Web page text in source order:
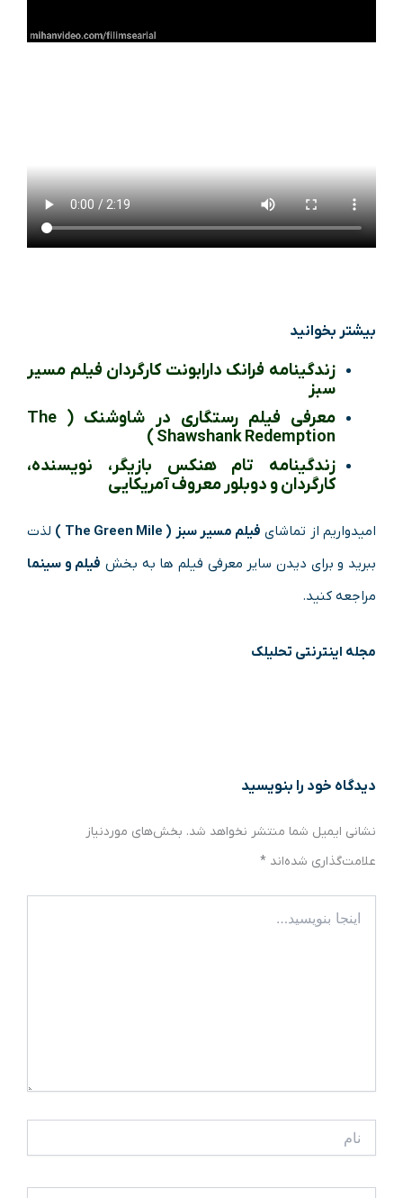
بیشتر بخوانید
زندگینامه فرانک دارابونت کارگردان فیلم مسیر
سبز
معرفی فیلم رستگاری در شاوشنک ( The
Shawshank Redemption )
زندگینامه تام هنکس بازیگر، نویسنده،
کارگردان و دوبلور معروف آمریکایی
امیدواریم از تماشای فیلم مسیر سبز ( The Green Mile )
لذت
ببرید و برای دیدن سایر معرفی فیلم ها به بخش فیلم و سینما
مراجعه کنید.
مجله اینترنتی تحلیلک
دیدگاه‌ خود را بنویسید
نشانی ایمیل شما منتشر نخواهد شد. بخش‌های موردنیاز
علامت‌گذاری شده‌اند *
بنویسید…